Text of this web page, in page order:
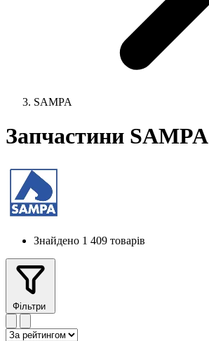
SAMPA
Запчастини SAMPA
Знайдено 1 409 товарів
Фільтри